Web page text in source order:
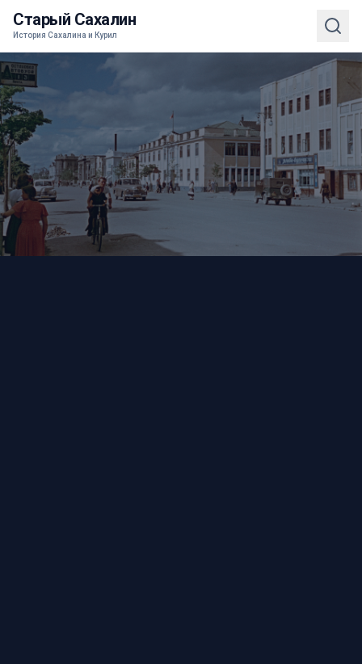
Старый Сахалин
История Сахалина и Курил